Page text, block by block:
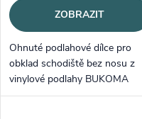
ZOBRAZIT
Ohnuté podlahové dílce pro
obklad schodiště bez nosu z
vinylové podlahy BUKOMA
PREMIUM U-CLICK XL Dub